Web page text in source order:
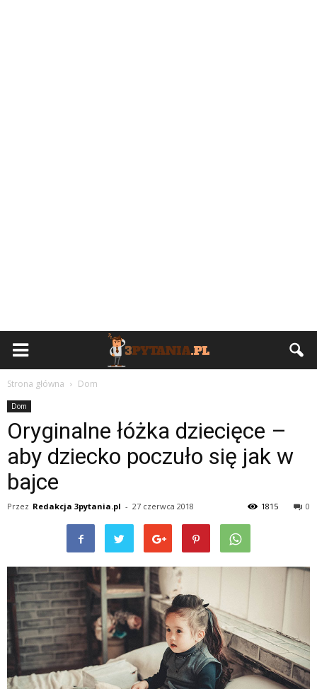
Strona główna Dom
Dom
Oryginalne łóżka dziecięce –
aby dziecko poczuło się jak w
bajce
Przez Redakcja 3pytania.pl - 27 czerwca 2018 0
1815